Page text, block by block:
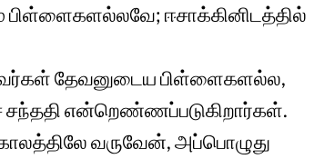
பிள்ளைகளல்லவே; ஈசாக்கினிடத்தில்
தேவனுடைய பிள்ளைகளல்ல,
என்றெண்ணப்படுகிறார்கள்.
வருவேன், அப்பொழுது